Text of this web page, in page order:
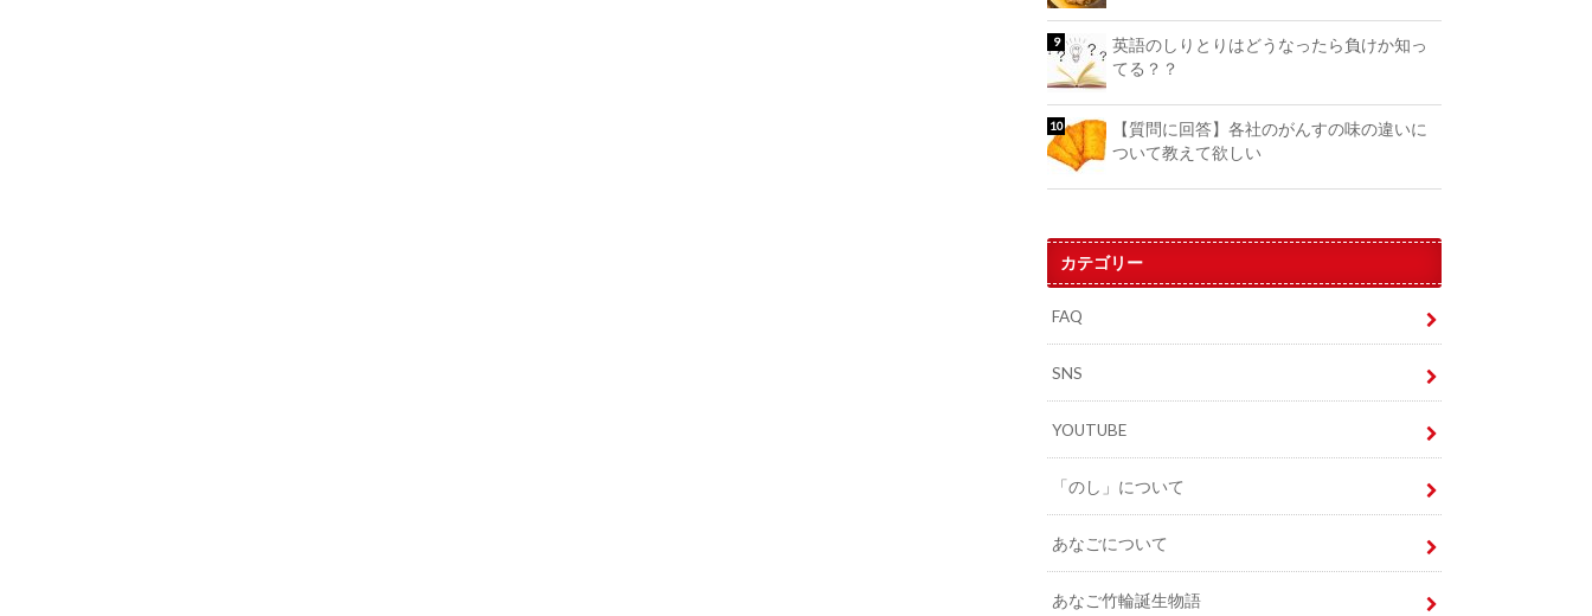
英語のしりとりはどうなったら負けか知っ
てる？？
【質問に回答】各社のがんすの味の違いに
ついて教えて欲しい
カテゴリー
FAQ
SNS
YOUTUBE
「のし」について
あなごについて
あなご竹輪誕生物語